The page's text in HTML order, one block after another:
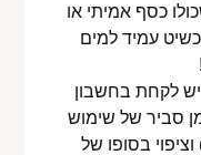
כסף אמיתי או
עמיד למים
יש לקחת בחשבון
סביר של שימוש
בסופו של